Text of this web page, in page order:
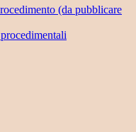
(da pubblicare